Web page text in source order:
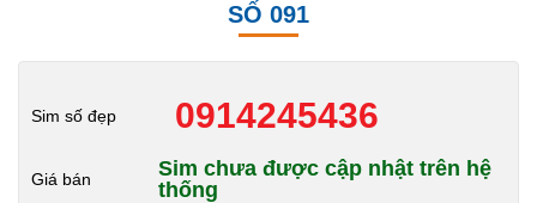
SỐ 091
Sim số đẹp 0914245436
Giá bán
Sim chưa được cập nhật trên hệ
thống